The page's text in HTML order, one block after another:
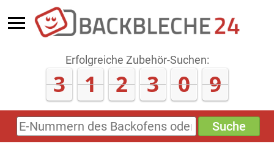
Erfolgreiche Zubehör-Suchen:
3 1 2 3 0 9
E-
Nummern
Suche